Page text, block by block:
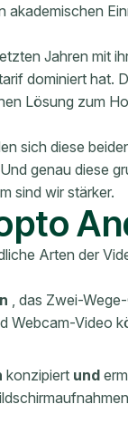
Jahren mit
dominiert hat.
Lösung zum
sich diese
genau diese
sind wir stärker.
Arten der
, das Zwei-
Webcam-Video
konzipiert und